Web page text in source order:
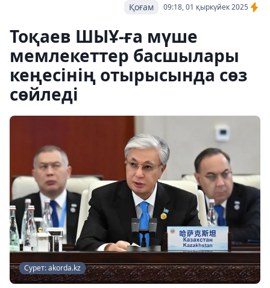
09:18, 01 қыркүйек 2025
Қоғам
Тоқаев ШЫҰ-ға мүше
мемлекеттер басшылары
кеңесінің отырысында сөз
сөйледі
Сурет: akorda.kz